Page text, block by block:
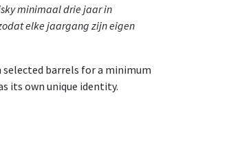
minimaal drie jaar in
elke jaargang zijn eigen
barrels for a minimum
its own unique identity.